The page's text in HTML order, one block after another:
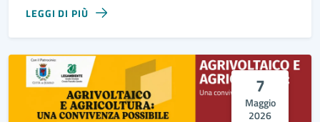
LEGGI DI PIÙ
7
Maggio
2026